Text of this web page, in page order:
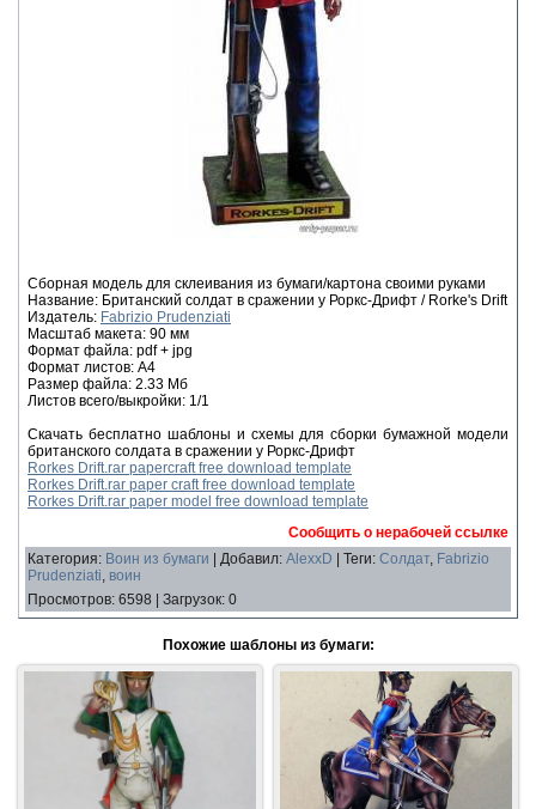
Сборная модель для склеивания из бумаги/картона своими руками
Название: Британский солдат в сражении у Роркс-Дрифт / Rorke's Drift
Издатель: Fabrizio Prudenziati
Масштаб макета: 90 мм
Формат файла: pdf + jpg
Формат листов: A4
Размер файла: 2.33 Мб
Листов всего/выкройки: 1/1
Скачать бесплатно шаблоны и схемы для сборки бумажной модели
британского солдата в сражении у Роркс-Дрифт
Rorkes Drift.rar papercraft free download template
Rorkes Drift.rar paper craft free download template
Rorkes Drift.rar paper model free download template
Сообщить о нерабочей ссылке
Категория: Воин из бумаги Добавил: AlexxD Теги: Солдат, Fabrizio
Prudenziati, воин
Просмотров: 6598 Загрузок: 0
Похожие шаблоны из бумаги: